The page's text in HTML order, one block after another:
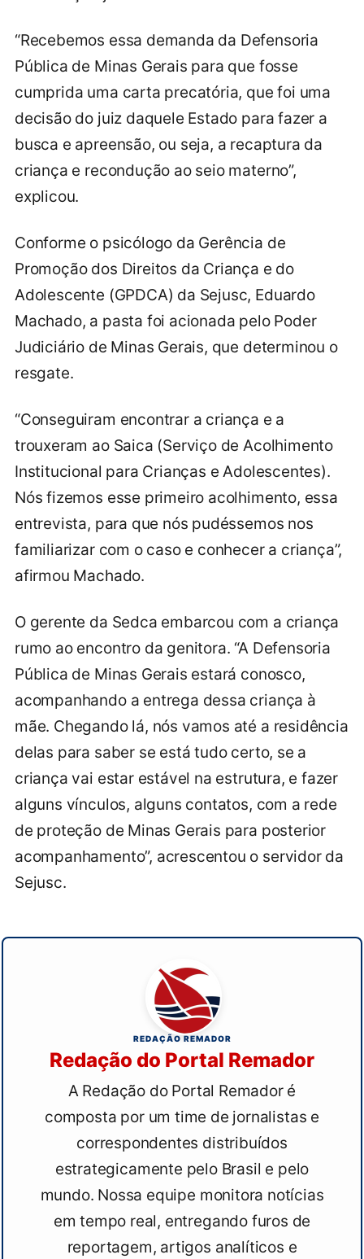
“Recebemos essa demanda da Defensoria
Pública de Minas Gerais para que fosse
cumprida uma carta precatória, que foi uma
decisão do juiz daquele Estado para fazer a
busca e apreensão, ou seja, a recaptura da
criança e recondução ao seio materno”,
explicou.
Conforme o psicólogo da Gerência de
Promoção dos Direitos da Criança e do
Adolescente (GPDCA) da Sejusc, Eduardo
Machado, a pasta foi acionada pelo Poder
Judiciário de Minas Gerais, que determinou o
resgate.
“Conseguiram encontrar a criança e a
trouxeram ao Saica (Serviço de Acolhimento
Institucional para Crianças e Adolescentes).
Nós fizemos esse primeiro acolhimento, essa
entrevista, para que nós pudéssemos nos
familiarizar com o caso e conhecer a criança”,
afirmou Machado.
O gerente da Sedca embarcou com a criança
rumo ao encontro da genitora. “A Defensoria
Pública de Minas Gerais estará conosco,
acompanhando a entrega dessa criança à
mãe. Chegando lá, nós vamos até a residência
delas para saber se está tudo certo, se a
criança vai estar estável na estrutura, e fazer
alguns vínculos, alguns contatos, com a rede
de proteção de Minas Gerais para posterior
acompanhamento”, acrescentou o servidor da
Sejusc.
REDAÇÃO REMADOR
Redação do Portal Remador
A Redação do Portal Remador é
composta por um time de jornalistas e
correspondentes distribuídos
estrategicamente pelo Brasil e pelo
mundo. Nossa equipe monitora notícias
em tempo real, entregando furos de
reportagem, artigos analíticos e